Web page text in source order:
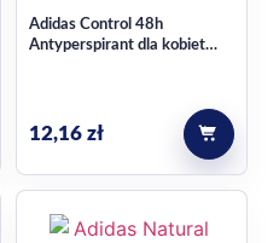
Adidas Control 48h
Antyperspirant dla kobiet
12,16 zł